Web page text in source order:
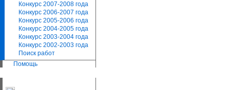
Конкурс 2007-2008 года
Конкурс 2006-2007 года
Конкурс 2005-2006 года
Конкурс 2004-2005 года
Конкурс 2003-2004 года
Конкурс 2002-2003 года
Поиск работ
Помощь